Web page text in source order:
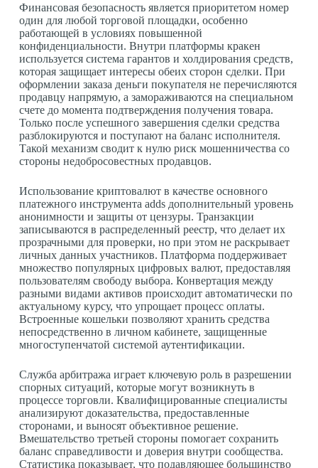
Финансовая безопасность является приоритетом номер
один для любой торговой площадки, особенно
работающей в условиях повышенной
конфиденциальности. Внутри платформы кракен
используется система гарантов и холдирования средств,
которая защищает интересы обеих сторон сделки. При
оформлении заказа деньги покупателя не перечисляются
продавцу напрямую, а замораживаются на специальном
счете до момента подтверждения получения товара.
Только после успешного завершения сделки средства
разблокируются и поступают на баланс исполнителя.
Такой механизм сводит к нулю риск мошенничества со
стороны недобросовестных продавцов.
Использование криптовалют в качестве основного
платежного инструмента adds дополнительный уровень
анонимности и защиты от цензуры. Транзакции
записываются в распределенный реестр, что делает их
прозрачными для проверки, но при этом не раскрывает
личных данных участников. Платформа поддерживает
множество популярных цифровых валют, предоставляя
пользователям свободу выбора. Конвертация между
разными видами активов происходит автоматически по
актуальному курсу, что упрощает процесс оплаты.
Встроенные кошельки позволяют хранить средства
непосредственно в личном кабинете, защищенные
многоступенчатой системой аутентификации.
Служба арбитража играет ключевую роль в разрешении
спорных ситуаций, которые могут возникнуть в
процессе торговли. Квалифицированные специалисты
анализируют доказательства, предоставленные
сторонами, и выносят объективное решение.
Вмешательство третьей стороны помогает сохранить
баланс справедливости и доверия внутри сообщества.
Статистика показывает, что подавляющее большинство